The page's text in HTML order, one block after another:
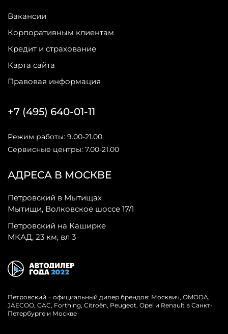
Вакансии
Корпоративным клиентам
Кредит и страхование
Карта сайта
Правовая информация
АДРЕСА В МОСКВЕ
Петровский в Мытищах
Мытищи, Волковское шоссе 17/1
Петровский на Каширке
МКАД, 23 км, вл 3
+7 (495) 640-01-11
Режим работы: 9.00-21.00
Сервисные центры: 7.00-21.00
Петровский − официальный дилер брендов: Москвич, OMODA,
JAECOO, GAC, Forthing, Citroёn, Peugeot, Opel и Renault в Санкт-
Петербурге и Москве